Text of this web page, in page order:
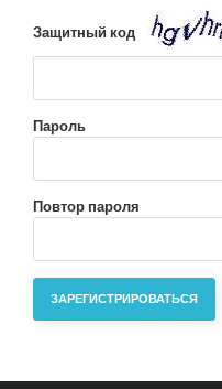
Защитный код
Пароль
Повтор пароля
ЗАРЕГИСТРИРОВАТЬСЯ